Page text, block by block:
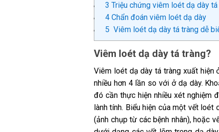
3 Triệu chứng viêm loét dạ dày
4 Chẩn đoán viêm loét dạ dày
5 Viêm loét dạ dày tá tràng dễ
Viêm loét dạ dày tá tràng?
Viêm loét dạ dày tá tràng xuất hiện
nhiều hơn 4 lần so với ở dạ dày.
đó cần thực hiện nhiều xét nghiệm
lành tính. Biểu hiện của một vết
(ảnh chụp từ các bệnh nhân), hoặc